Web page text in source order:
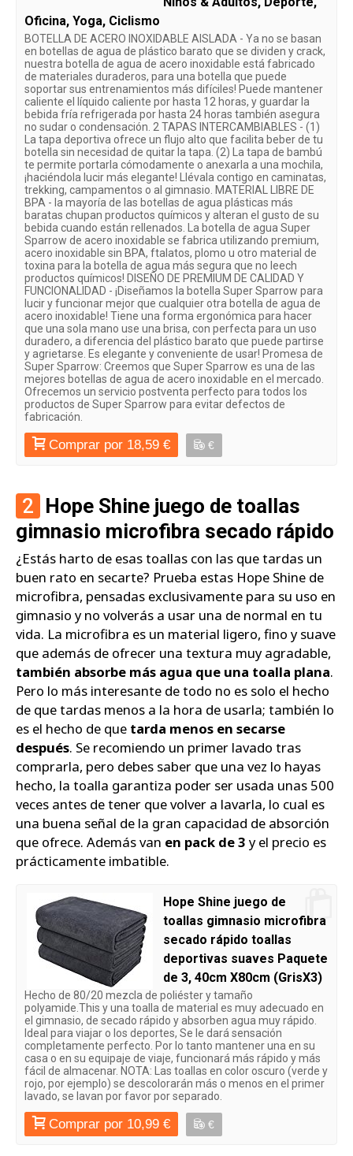
Oficina, Yoga, Ciclismo
BOTELLA DE ACERO INOXIDABLE AISLADA - Ya no se basan
en botellas de agua de plástico barato que se dividen y crack,
nuestra botella de agua de acero inoxidable está fabricado
de materiales duraderos, para una botella que puede
soportar sus entrenamientos más difíciles! Puede mantener
caliente el líquido caliente por hasta 12 horas, y guardar la
bebida fría refrigerada por hasta 24 horas también asegura
no sudar o condensación. 2 TAPAS INTERCAMBIABLES - (1)
La tapa deportiva ofrece un flujo alto que facilita beber de tu
botella sin necesidad de quitar la tapa. (2) La tapa de bambú
te permite portarla cómodamente o anexarla a una mochila,
¡haciéndola lucir más elegante! Llévala contigo en caminatas,
trekking, campamentos o al gimnasio. MATERIAL LIBRE DE
BPA - la mayoría de las botellas de agua plásticas más
baratas chupan productos químicos y alteran el gusto de su
bebida cuando están rellenados. La botella de agua Super
Sparrow de acero inoxidable se fabrica utilizando premium,
acero inoxidable sin BPA, ftalatos, plomo u otro material de
toxina para la botella de agua más segura que no leech
productos químicos! DISEÑO DE PREMIUM DE CALIDAD Y
FUNCIONALIDAD - ¡Diseñamos la botella Super Sparrow para
lucir y funcionar mejor que cualquier otra botella de agua de
acero inoxidable! Tiene una forma ergonómica para hacer
que una sola mano use una brisa, con perfecta para un uso
duradero, a diferencia del plástico barato que puede partirse
y agrietarse. Es elegante y conveniente de usar! Promesa de
Super Sparrow: Creemos que Super Sparrow es una de las
mejores botellas de agua de acero inoxidable en el mercado.
Ofrecemos un servicio postventa perfecto para todos los
productos de Super Sparrow para evitar defectos de
fabricación.
Comprar por 18,59 € €
2 Hope Shine juego de toallas
gimnasio microfibra secado rápido
¿Estás harto de esas toallas con las que tardas un
buen rato en secarte? Prueba estas Hope Shine de
microfibra, pensadas exclusivamente para su uso en
gimnasio y no volverás a usar una de normal en tu
vida. La microfibra es un material ligero, fino y suave
que además de ofrecer una textura muy agradable,
también absorbe más agua que una toalla plana.
Pero lo más interesante de todo no es solo el hecho
de que tardas menos a la hora de usarla; también lo
es el hecho de que tarda menos en secarse
después. Se recomiendo un primer lavado tras
comprarla, pero debes saber que una vez lo hayas
hecho, la toalla garantiza poder ser usada unas 500
veces antes de tener que volver a lavarla, lo cual es
una buena señal de la gran capacidad de absorción
que ofrece. Además van en pack de 3 y el precio es
prácticamente imbatible.
Hope Shine juego de
toallas gimnasio microfibra
secado rápido toallas
deportivas suaves Paquete
de 3, 40cm X80cm (GrisX3)
Hecho de 80/20 mezcla de poliéster y tamaño
polyamide.This y una toalla de material es muy adecuado en
el gimnasio, de secado rápido y absorben agua muy rápido.
Ideal para viajar o los deportes, Se le dará sensación
completamente perfecto. Por lo tanto mantener una en su
casa o en su equipaje de viaje, funcionará más rápido y más
fácil de almacenar. NOTA: Las toallas en color oscuro (verde y
rojo, por ejemplo) se descolorarán más o menos en el primer
lavado, se lavan por favor por separado.
Comprar por 10,99 € €